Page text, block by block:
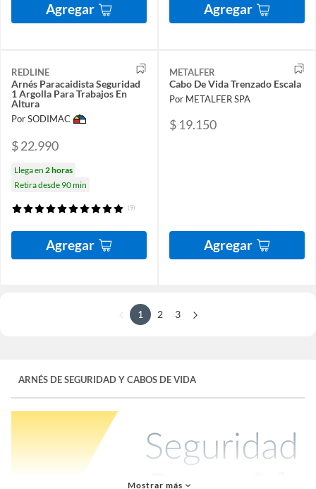
Agregar Agregar
REDLINE
Arnés Paracaidista Seguridad
1 Argolla Para Trabajos En
Altura
Por SODIMAC
$ 22.990
Llega en 2 horas
Retira desde 90 min
(9)
Agregar
METALFER
Cabo De Vida Trenzado Escala
Por METALFER SPA
$ 19.150
Agregar
1 2 3
ARNÉS DE SEGURIDAD Y CABOS DE VIDA
Mostrar más